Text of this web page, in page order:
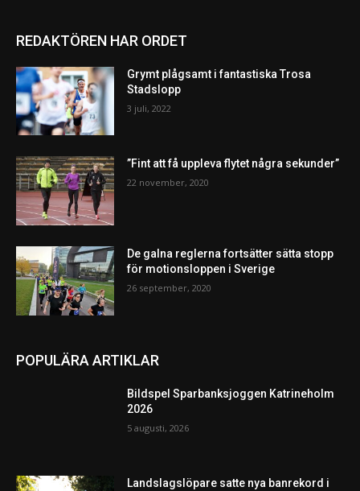
REDAKTÖREN HAR ORDET
Grymt plågsamt i fantastiska Trosa
Stadslopp
3 juli, 2022
”Fint att få uppleva flytet några sekunder”
22 november, 2020
De galna reglerna fortsätter sätta stopp
för motionsloppen i Sverige
26 september, 2020
POPULÄRA ARTIKLAR
Bildspel Sparbanksjoggen Katrineholm
2026
5 augusti, 2026
Landslagslöpare satte nya banrekord i